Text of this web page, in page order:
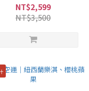
NT$2,599
NT$3,500